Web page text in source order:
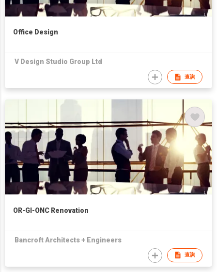
Office Design
V Design Studio Group Ltd
查詢
OR-GI-ONC Renovation
Bancroft Architects + Engineers
查詢